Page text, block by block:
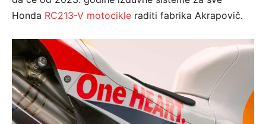
Honda RC213-V motocikle raditi fabrika Akrapovič.